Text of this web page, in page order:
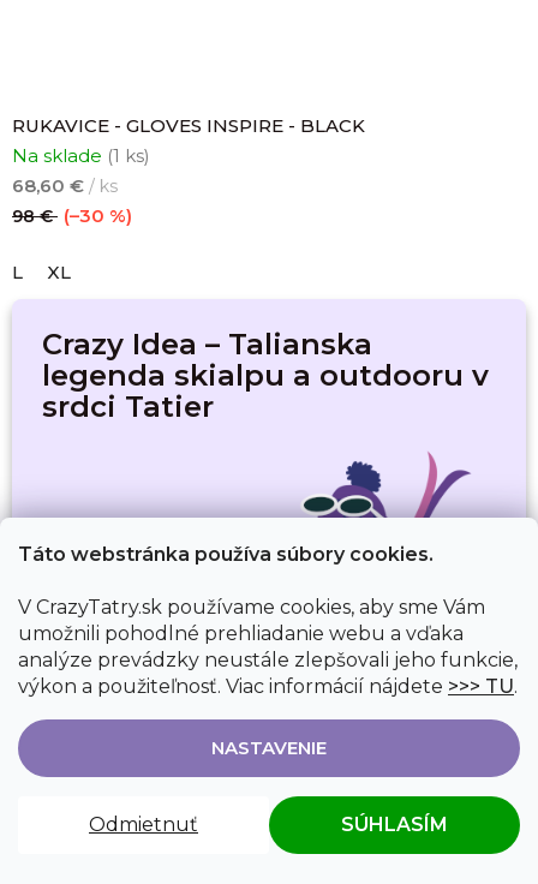
Táto webstránka používa súbory cookies.
V CrazyTatry.sk používame cookies, aby sme Vám
umožnili pohodlné prehliadanie webu a vďaka
analýze prevádzky neustále zlepšovali jeho funkcie,
výkon a použiteľnosť. Viac informácií nájdete >>> TU.
NASTAVENIE
Odmietnuť SÚHLASÍM
RUKAVICE - GLOVES INSPIRE - BLACK
Na sklade (1 ks)
68,60 € / ks
98 € (–30 %)
L XL
Crazy Idea – Talianska
legenda skialpu a outdooru v
srdci Tatier